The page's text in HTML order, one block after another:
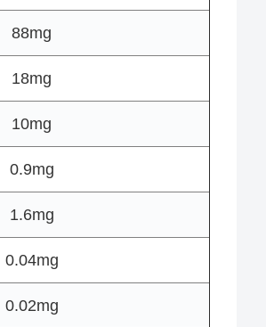
88mg
18mg
10mg
0.9mg
1.6mg
0.04mg
0.02mg